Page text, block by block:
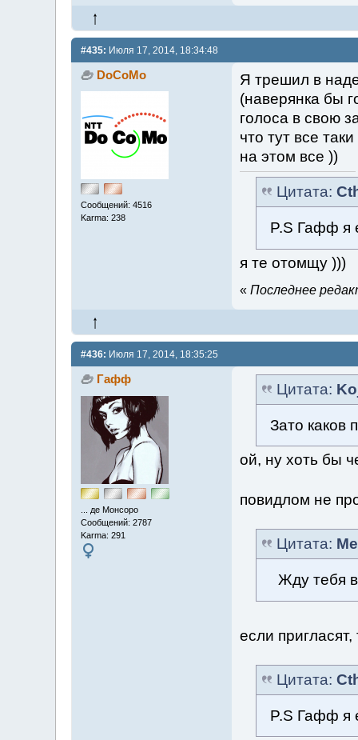
#435: Июля 17, 2014, 18:34:48
DoCoMo
Сообщений: 4516
Karma: 238
Я трешил в
(наверянка бы
голоса в свою
что тут все
на этом все ))
Цитата:
P.S Гафф я
я те отомщу )))
« Последнее
#436: Июля 17, 2014, 18:35:25
Гафф
... де Монсоро
Сообщений: 2787
Karma: 291
Цитата:
Зато каков
ой, ну хоть бы
повидлом не
Цитата:
Жду тебя
если
Цитата:
P.S Гафф